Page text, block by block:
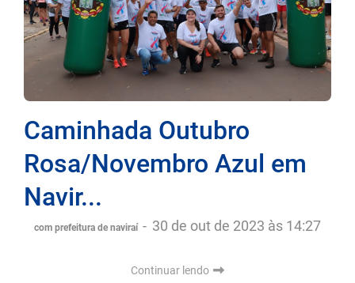
Caminhada Outubro
Rosa/Novembro Azul em
Navir...
com prefeitura de naviraí - 30 de out de 2023 às 14:27
Continuar lendo